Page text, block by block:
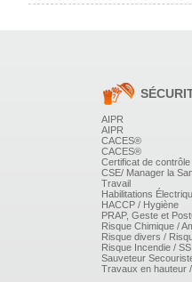
Sur tôles et tubes en
(en fonction de l'activité
Possibilités que le
l'entreprise à réparer en
Types d'assemblages :
- Angle intérieur,
-
- Bout à bout
Positions de soudage :
- A plat
- En montant
- En corniche
AIPR
AIPR
CACES®
CACES®
Certificat de
CSE/ Manager la
Travail
Habilitations
HACCP / Hygiène
PRAP, Geste et
Risque Chimique /
Risque divers /
Risque Incendie /
Sauveteur
Travaux en hauteur